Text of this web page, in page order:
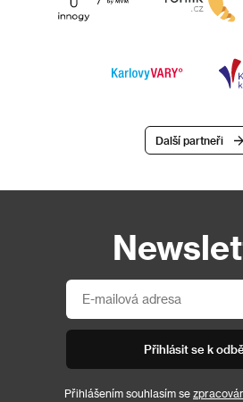
Další partneři
Přihlásit se k
Přihlášením souhlasím se